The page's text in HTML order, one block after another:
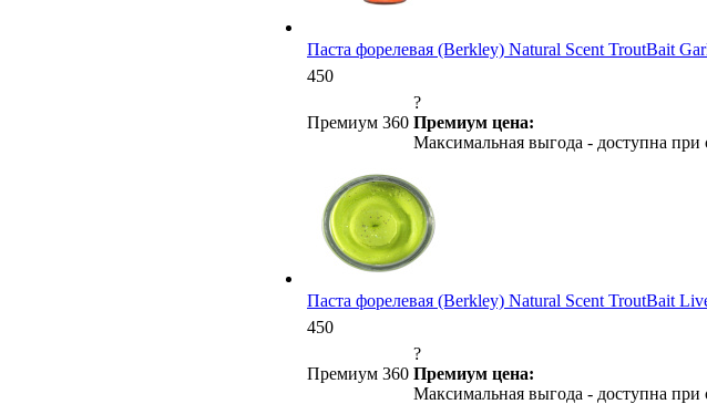
Паста форелевая (Berkley) Natural Scent TroutBait
450
Премиум 360
?
Премиум цена:
Максимальная выгода - доступна
Паста форелевая (Berkley) Natural Scent TroutBait
450
Премиум 360
?
Премиум цена:
Максимальная выгода - доступна